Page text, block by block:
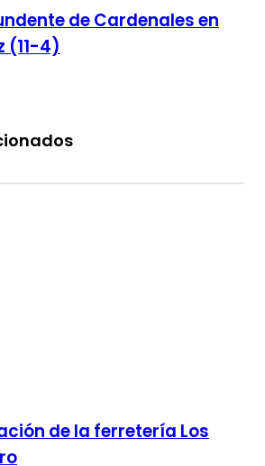
de Cardenales en
(11-4)
de la ferretería Los